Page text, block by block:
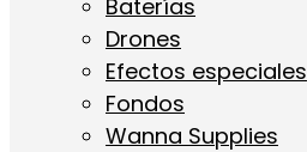
Baterías
Drones
Efectos especiales
Fondos
Wanna Supplies